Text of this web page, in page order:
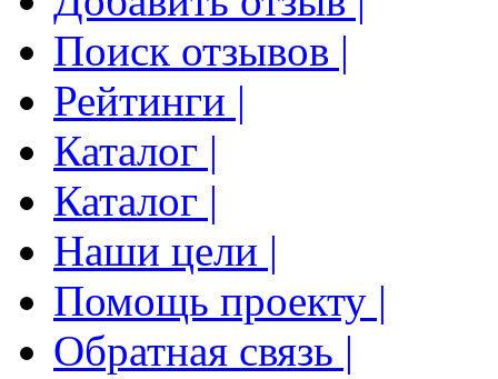
Поиск отзывов |
Рейтинги |
Каталог |
Каталог |
Наши цели |
Помощь проекту |
Обратная связь |